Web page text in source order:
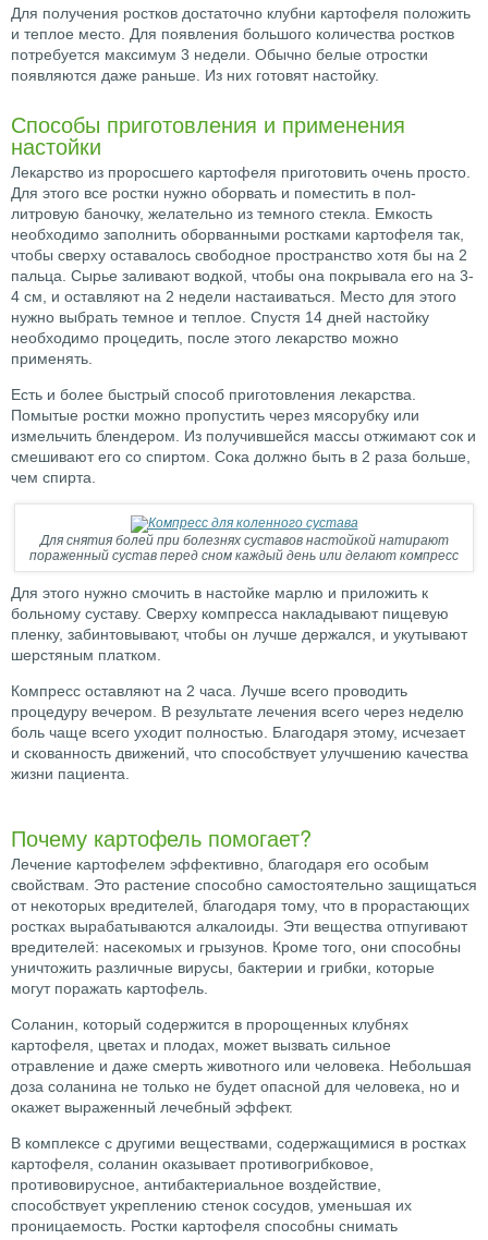
Для получения ростков достаточно клубни картофеля положить
и теплое место. Для появления большого количества ростков
потребуется максимум 3 недели. Обычно белые отростки
появляются даже раньше. Из них готовят настойку.
Способы приготовления и применения
настойки
Лекарство из проросшего картофеля приготовить очень просто.
Для этого все ростки нужно оборвать и поместить в пол-
литровую баночку, желательно из темного стекла. Емкость
необходимо заполнить оборванными ростками картофеля так,
чтобы сверху оставалось свободное пространство хотя бы на 2
пальца. Сырье заливают водкой, чтобы она покрывала его на 3-
4 см, и оставляют на 2 недели настаиваться. Место для этого
нужно выбрать темное и теплое. Спустя 14 дней настойку
необходимо процедить, после этого лекарство можно
применять.
Есть и более быстрый способ приготовления лекарства.
Помытые ростки можно пропустить через мясорубку или
измельчить блендером. Из получившейся массы отжимают сок и
смешивают его со спиртом. Сока должно быть в 2 раза больше,
чем спирта.
Для снятия болей при болезнях суставов настойкой натирают
пораженный сустав перед сном каждый день или делают компресс
Для этого нужно смочить в настойке марлю и приложить к
больному суставу. Сверху компресса накладывают пищевую
пленку, забинтовывают, чтобы он лучше держался, и укутывают
шерстяным платком.
Компресс оставляют на 2 часа. Лучше всего проводить
процедуру вечером. В результате лечения всего через неделю
боль чаще всего уходит полностью. Благодаря этому, исчезает
и скованность движений, что способствует улучшению качества
жизни пациента.
Почему картофель помогает?
Лечение картофелем эффективно, благодаря его особым
свойствам. Это растение способно самостоятельно защищаться
от некоторых вредителей, благодаря тому, что в прорастающих
ростках вырабатываются алкалоиды. Эти вещества отпугивают
вредителей: насекомых и грызунов. Кроме того, они способны
уничтожить различные вирусы, бактерии и грибки, которые
могут поражать картофель.
Соланин, который содержится в пророщенных клубнях
картофеля, цветах и плодах, может вызвать сильное
отравление и даже смерть животного или человека. Небольшая
доза соланина не только не будет опасной для человека, но и
окажет выраженный лечебный эффект.
В комплексе с другими веществами, содержащимися в ростках
картофеля, соланин оказывает противогрибковое,
противовирусное, антибактериальное воздействие,
способствует укреплению стенок сосудов, уменьшая их
проницаемость. Ростки картофеля способны снимать